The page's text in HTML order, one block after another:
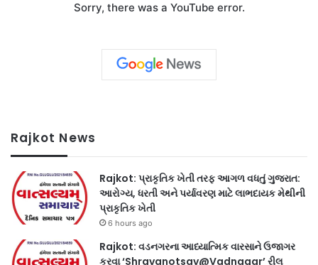
Sorry, there was a YouTube error.
Rajkot News
Rajkot: પ્રાકૃતિક ખેતી તરફ આગળ વધતું ગુજરાત:
આરોગ્ય, ધરતી અને પર્યાવરણ માટે લાભદાયક મેથીની
પ્રાકૃતિક ખેતી
6 hours ago
Rajkot: વડનગરના આધ્યાત્મિક વારસાને ઉજાગર
કરવા ‘Shravanotsav@Vadnagar’ રીલ